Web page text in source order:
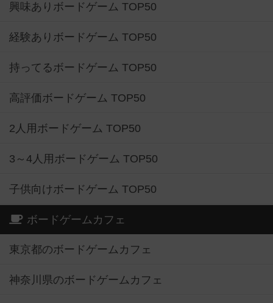
興味ありボードゲーム TOP50
経験ありボードゲーム TOP50
持ってるボードゲーム TOP50
高評価ボードゲーム TOP50
2人用ボードゲーム TOP50
3～4人用ボードゲーム TOP50
子供向けボードゲーム TOP50
ボードゲームカフェ
東京都のボードゲームカフェ
神奈川県のボードゲームカフェ